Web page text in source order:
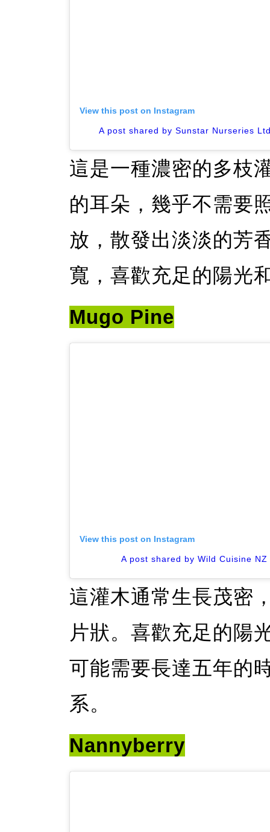
View this post on Instagram
A post shared by Sunstar Nurseries
這是一種濃密的多枝
的耳朵，幾乎不需要
放，散發出淡淡的芳
寬，喜歡充足的陽光
Mugo Pine
View this post on Instagram
A post shared by Wild Cuisine
這灌木通常生長茂密
片狀。喜歡充足的陽
可能需要長達五年的
系。
Nannyberry